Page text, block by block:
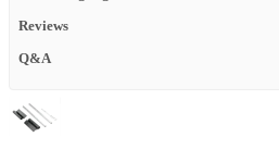
Reviews
Q&A